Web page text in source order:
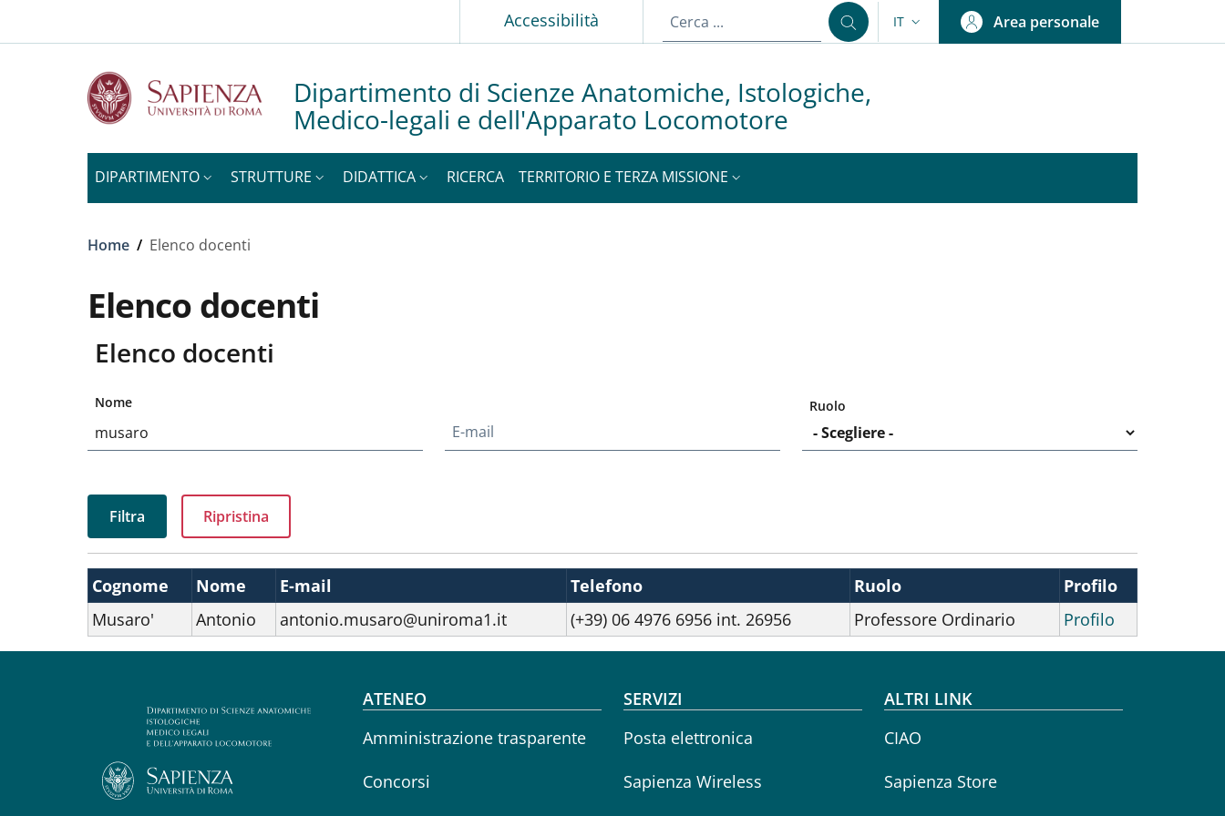
Accessibilità SELETTORE LINGUA: CURRENT LANGUAGE
IT Area personale
Dipartimento di Scienze Anatomiche, Istologiche,
Medico-legali e dell'Apparato Locomotore
DIPARTIMENTO STRUTTURE DIDATTICA RICERCA TERRITORIO E TERZA MISSIONE
Briciole di pane
Home / Elenco docenti
Elenco docenti
Elenco docenti
Nome
E-mail
Ruolo
Cognome Nome E-mail Telefono Ruolo
Profilo
Musaro'
Antonio antonio.musaro@uniroma1.it (+39) 06 4976 6956 int. 26956 Professore Ordinario Profilo
Footer menu
ATENEO
Amministrazione trasparente
Concorsi
SERVIZI
Posta elettronica
Sapienza Wireless
ALTRI LINK
CIAO
Sapienza Store